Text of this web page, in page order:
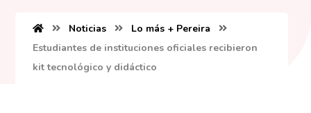
Noticias
Lo más + Pereira
Estudiantes de instituciones oficiales recibieron
kit tecnológico y didáctico